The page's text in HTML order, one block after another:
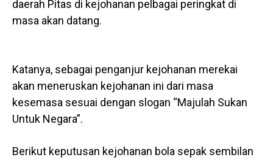
daerah Pitas di kejohanan pelbagai peringkat di
masa akan datang.
Katanya, sebagai penganjur kejohanan merekai
akan meneruskan kejohanan ini dari masa
kesemasa sesuai dengan slogan “Majulah Sukan
Untuk Negara”.
Berikut keputusan kejohanan bola sepak sembilan